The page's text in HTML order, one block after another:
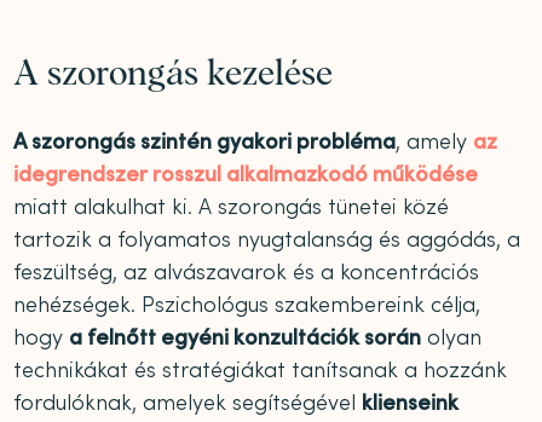
A szorongás kezelése
A szorongás szintén gyakori probléma, amely az
idegrendszer rosszul alkalmazkodó működése
miatt alakulhat ki. A szorongás tünetei közé
tartozik a folyamatos nyugtalanság és aggódás, a
feszültség, az alvászavarok és a koncentrációs
nehézségek. Pszichológus szakembereink célja,
hogy a felnőtt egyéni konzultációk során olyan
technikákat és stratégiákat tanítsanak a hozzánk
fordulóknak, amelyek segítségével
klienseink